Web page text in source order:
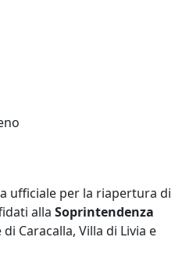
ufficiale per la riapertura di
alla Soprintendenza
di Caracalla, Villa di Livia e